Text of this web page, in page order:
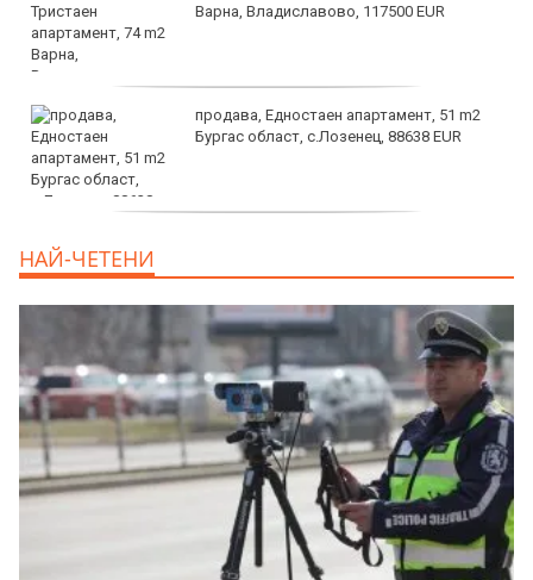
Варна, Владиславово, 117500 EUR
продава, Едностаен апартамент, 51 m2
Бургас област, с.Лозенец, 88638 EUR
EUR
НАЙ-ЧЕТЕНИ